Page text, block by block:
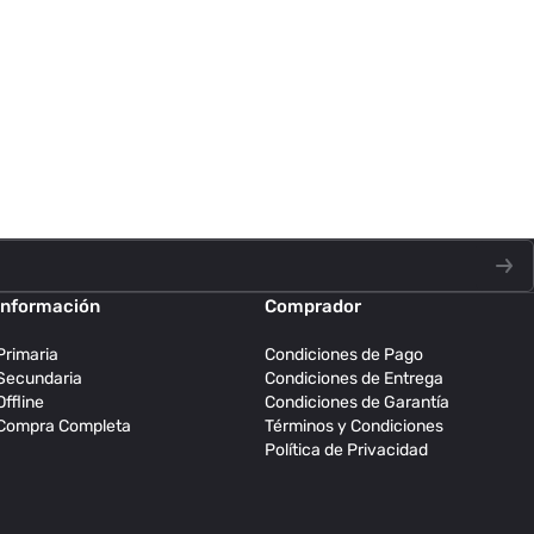
Completa
Comprador
Condiciones de Pago
Condiciones de Entrega
Condiciones de Garantía
Términos y Condiciones
Política de Privacidad